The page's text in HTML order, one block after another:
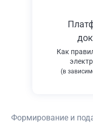
Как
(в
Формирование и